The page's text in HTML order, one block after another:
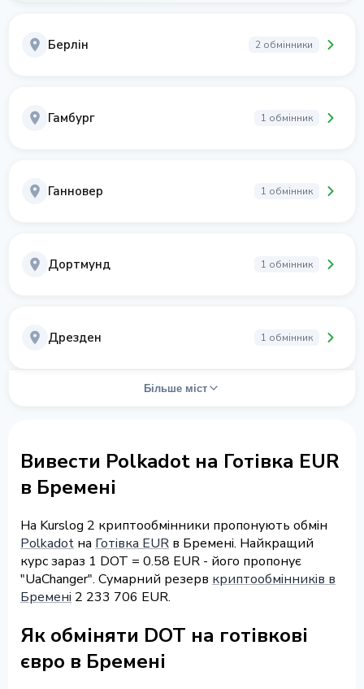
Берлін 2 обмінники
Гамбург 1 обмінник
Ганновер 1 обмінник
Дортмунд 1 обмінник
Дрезден 1 обмінник
Більше міст
Вивести Polkadot на Готівка EUR
в Бремені
На Kurslog 2 криптообмінники пропонують обмін
Polkadot на Готівка EUR в Бремені. Найкращий
курс зараз 1 DOT = 0.58 EUR - його пропонує
"UaChanger". Сумарний резерв криптообмінників в
Бремені 2 233 706 EUR.
Як обміняти DOT на готівкові
євро в Бремені